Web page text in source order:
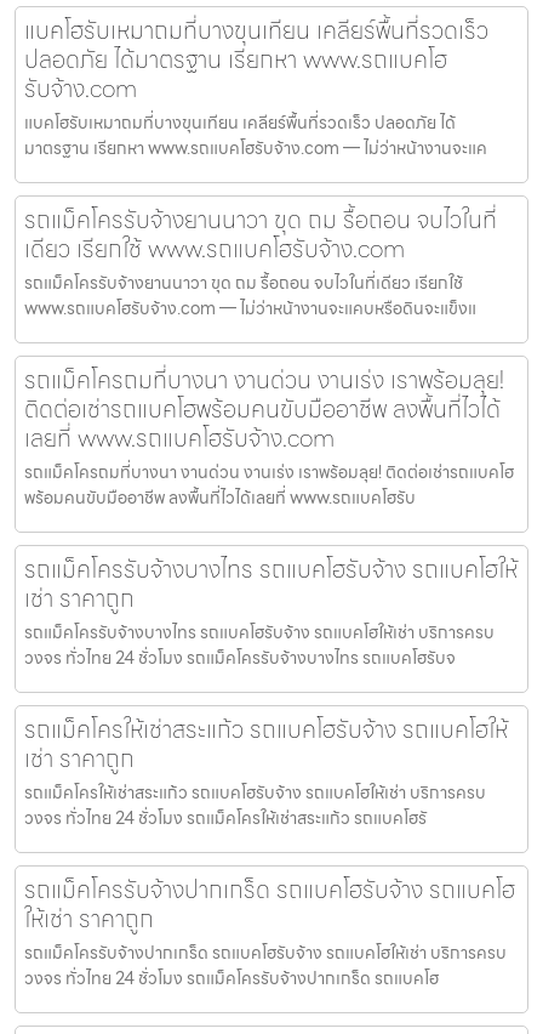
แบคโฮรับเหมาถมที่บางขุนเทียน เคลียร์พื้นที่รวดเร็ว
ปลอดภัย ได้มาตรฐาน เรียกหา www.รถแบคโฮ
รับจ้าง.com
แบคโฮรับเหมาถมที่บางขุนเทียน เคลียร์พื้นที่รวดเร็ว ปลอดภัย ได้
มาตรฐาน เรียกหา www.รถแบคโฮรับจ้าง.com — ไม่ว่าหน้างานจะแค
รถแม็คโครรับจ้างยานนาวา ขุด ถม รื้อถอน จบไวในที่
เดียว เรียกใช้ www.รถแบคโฮรับจ้าง.com
รถแม็คโครรับจ้างยานนาวา ขุด ถม รื้อถอน จบไวในที่เดียว เรียกใช้
www.รถแบคโฮรับจ้าง.com — ไม่ว่าหน้างานจะแคบหรือดินจะแข็งแ
รถแม็คโครถมที่บางนา งานด่วน งานเร่ง เราพร้อมลุย!
ติดต่อเช่ารถแบคโฮพร้อมคนขับมืออาชีพ ลงพื้นที่ไวได้
เลยที่ www.รถแบคโฮรับจ้าง.com
รถแม็คโครถมที่บางนา งานด่วน งานเร่ง เราพร้อมลุย! ติดต่อเช่ารถแบคโฮ
พร้อมคนขับมืออาชีพ ลงพื้นที่ไวได้เลยที่ www.รถแบคโฮรับ
รถแม็คโครรับจ้างบางไทร รถแบคโฮรับจ้าง รถแบคโฮให้
เช่า ราคาถูก
รถแม็คโครรับจ้างบางไทร รถแบคโฮรับจ้าง รถแบคโฮให้เช่า บริการครบ
วงจร ทั่วไทย 24 ชั่วโมง รถแม็คโครรับจ้างบางไทร รถแบคโฮรับจ
รถแม็คโครให้เช่าสระแก้ว รถแบคโฮรับจ้าง รถแบคโฮให้
เช่า ราคาถูก
รถแม็คโครให้เช่าสระแก้ว รถแบคโฮรับจ้าง รถแบคโฮให้เช่า บริการครบ
วงจร ทั่วไทย 24 ชั่วโมง รถแม็คโครให้เช่าสระแก้ว รถแบคโฮรั
รถแม็คโครรับจ้างปากเกร็ด รถแบคโฮรับจ้าง รถแบคโฮ
ให้เช่า ราคาถูก
รถแม็คโครรับจ้างปากเกร็ด รถแบคโฮรับจ้าง รถแบคโฮให้เช่า บริการครบ
วงจร ทั่วไทย 24 ชั่วโมง รถแม็คโครรับจ้างปากเกร็ด รถแบคโฮ